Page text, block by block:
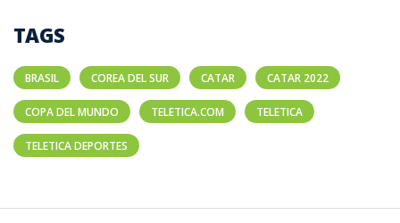
TAGS
BRASIL COREA DEL SUR CATAR CATAR 2022
COPA DEL MUNDO TELETICA.COM TELETICA
TELETICA DEPORTES